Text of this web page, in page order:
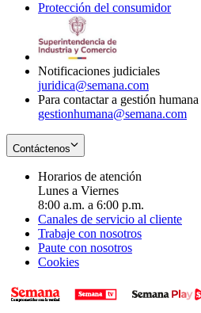
window
newin
Protección del consumidorOpens
Notificaciones judiciales
juridica@semana.com
Para contactar a gestión humana
gestionhumana@semana.com
Contáctenos
Horarios de atención
Lunes a Viernes
8:00 a.m. a 6:00 p.m.
Canales de servicio al cliente
Trabaje con nosotros
Paute con nosotros
Cookies